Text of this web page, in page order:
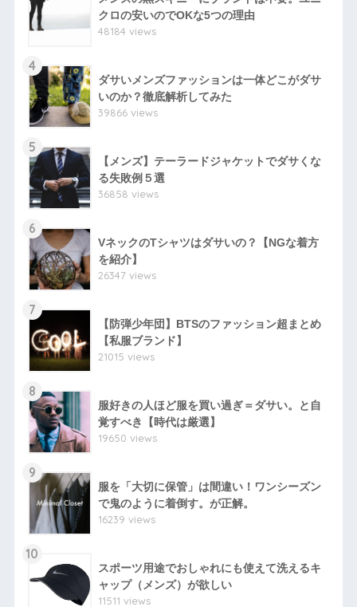
クロの安いのでOKな5つの理由
48184 views
4
ダサいメンズファッションは一体どこがダサ
いのか？徹底解析してみた
39866 views
5
【メンズ】テーラードジャケットでダサくな
る失敗例５選
36858 views
6
VネックのTシャツはダサいの？【NGな着方
を紹介】
26347 views
7
【防弾少年団】BTSのファッション超まとめ
【私服ブランド】
21015 views
8
服好きの人ほど服を買い過ぎ＝ダサい。と自
覚すべき【時代は厳選】
19650 views
9
服を「大切に保管」は間違い！ワンシーズン
で鬼のように着倒す。が正解。
16239 views
10
スポーツ用途でおしゃれにも使えて洗えるキ
ャップ（メンズ）が欲しい
11511 views